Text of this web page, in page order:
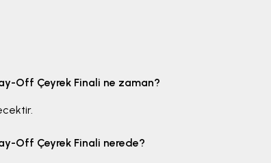
Off Çeyrek Finali ne zaman?
Off Çeyrek Finali nerede?